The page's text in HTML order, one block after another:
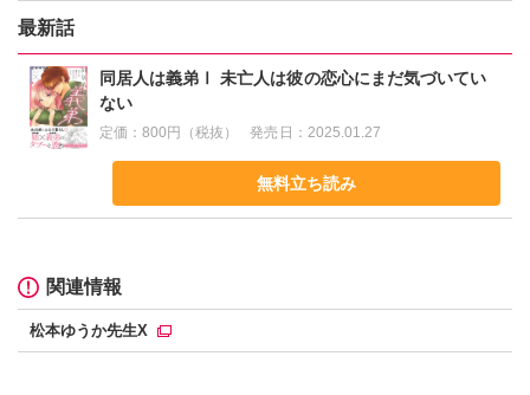
最新話
同居人は義弟Ⅰ 未亡人は彼の恋心にまだ気づいてい
ない
定価：800円（税抜） 発売日： 2025.01.27
無料立ち読み
関連情報
松本ゆうか先生X